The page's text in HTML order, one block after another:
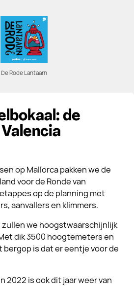
De Rode Lantaarn
de
op Mallorca pakken we de
voor de Ronde van
op de planning met
aanvallers en klimmers.
we hoogstwaarschijnlijk
dik 3500 hoogtemeters en
is dat er eentje voor de
2022 is ook dit jaar weer van